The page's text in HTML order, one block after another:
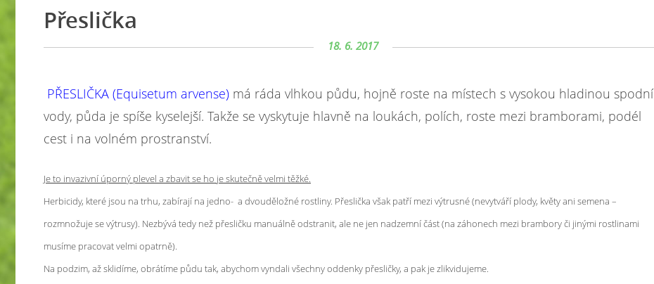
Přeslička
18. 6. 2017
PŘESLIČKA (Equisetum arvense) má ráda vlhkou půdu, hojně roste na místech s vysokou hladinou spodní
vody, půda je spíše kyselejší. Takže se vyskytuje hlavně na loukách, polích, roste mezi bramborami, podél
cest i na volném prostranství.
Je to invazivní úporný plevel a zbavit se ho je skutečně velmi těžké.
Herbicidy, které jsou na trhu, zabírají na jedno- a dvouděložné rostliny. Přeslička však patří mezi výtrusné (nevytváří plody, květy ani semena –
rozmnožuje se výtrusy). Nezbývá tedy než přesličku manuálně odstranit, ale ne jen nadzemní část (na záhonech mezi brambory či jinými rostlinami
musíme pracovat velmi opatrně).
Na podzim, až sklidíme, obrátíme půdu tak, abychom vyndali všechny oddenky přesličky, a pak je zlikvidujeme.